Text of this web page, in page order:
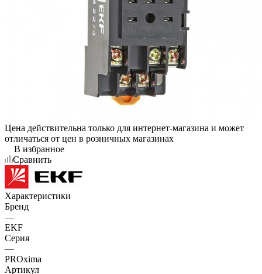
Цена действительна только для интернет-магазина и может
отличаться от цен в розничных магазинах
В избранное
Сравнить
Характеристики
Бренд
—
EKF
Серия
—
PROxima
Артикул